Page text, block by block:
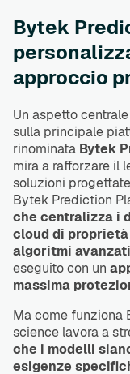
Bytek
approccio
Un aspetto
sulla principale
rinominata Bytek
mira a rafforzare il
soluzioni
Bytek Prediction
che centralizza i
cloud di
algoritmi
eseguito con un
massima
Ma come funziona
science lavora a
che i modelli
esigenze